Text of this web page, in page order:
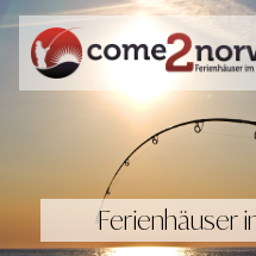
Ferienhäuser